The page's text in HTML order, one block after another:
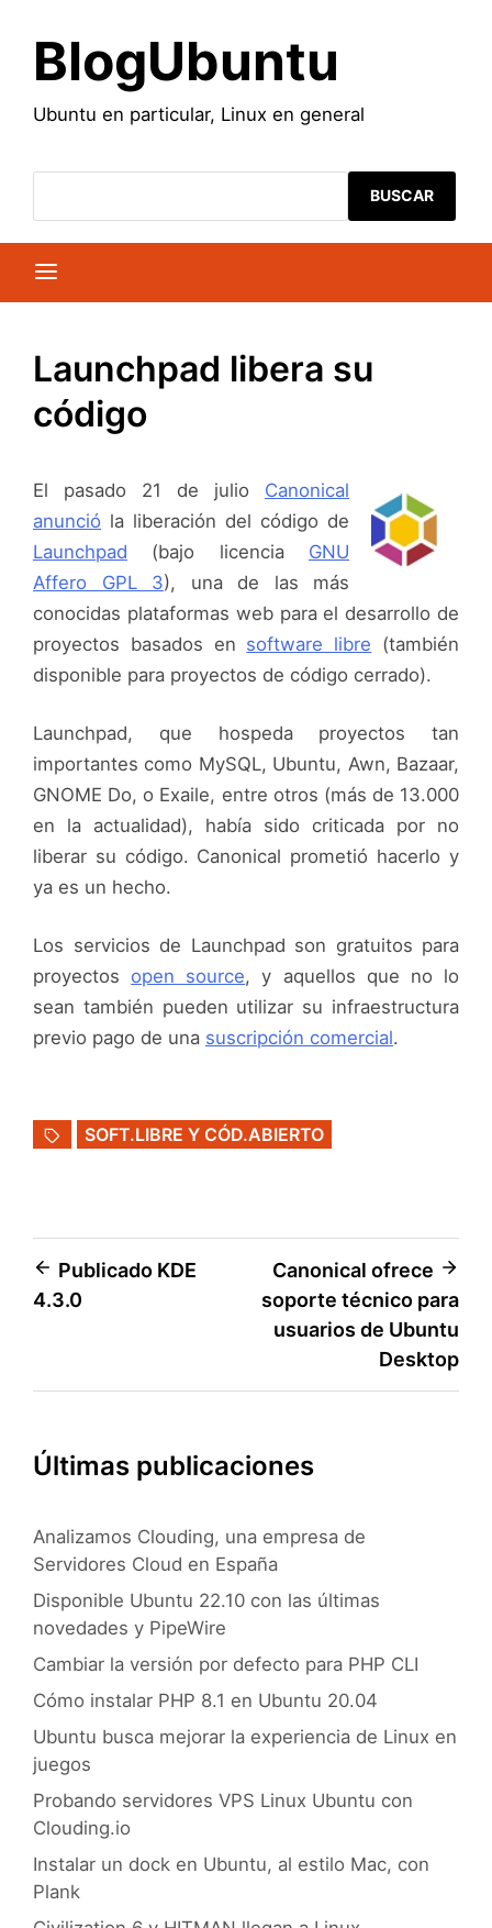
contenido
BlogUbuntu
Ubuntu en particular, Linux en general
BUSCAR
Launchpad libera su
código
El pasado 21 de julio Canonical
anunció la liberación del código de
Launchpad (bajo licencia GNU
Affero GPL 3), una de las más
conocidas plataformas web para el desarrollo de
proyectos basados en software libre (también
disponible para proyectos de código cerrado).
Launchpad, que hospeda proyectos tan
importantes como MySQL, Ubuntu, Awn, Bazaar,
GNOME Do, o Exaile, entre otros (más de 13.000
en la actualidad), había sido criticada por no
liberar su código. Canonical prometió hacerlo y
ya es un hecho.
Los servicios de Launchpad son gratuitos para
proyectos open source, y aquellos que no lo
sean también pueden utilizar su infraestructura
previo pago de una suscripción comercial.
SOFT.LIBRE Y CÓD.ABIERTO
Navegación
de
Publicado KDE
4.3.0
Canonical ofrece
soporte técnico para
usuarios de Ubuntu
Desktop
Últimas publicaciones
Analizamos Clouding, una empresa de
Servidores Cloud en España
Disponible Ubuntu 22.10 con las últimas
novedades y PipeWire
Cambiar la versión por defecto para PHP CLI
Cómo instalar PHP 8.1 en Ubuntu 20.04
Ubuntu busca mejorar la experiencia de Linux en
juegos
Probando servidores VPS Linux Ubuntu con
Clouding.io
Instalar un dock en Ubuntu, al estilo Mac, con
Plank